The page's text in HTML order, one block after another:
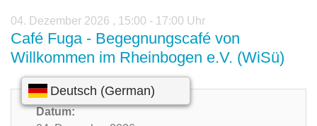
04. Dezember 2026 , 15:00 - 17:00 Uhr
Café Fuga - Begegnungscafé von
Willkommen im Rheinbogen e.V. (WiSü)
Datum: